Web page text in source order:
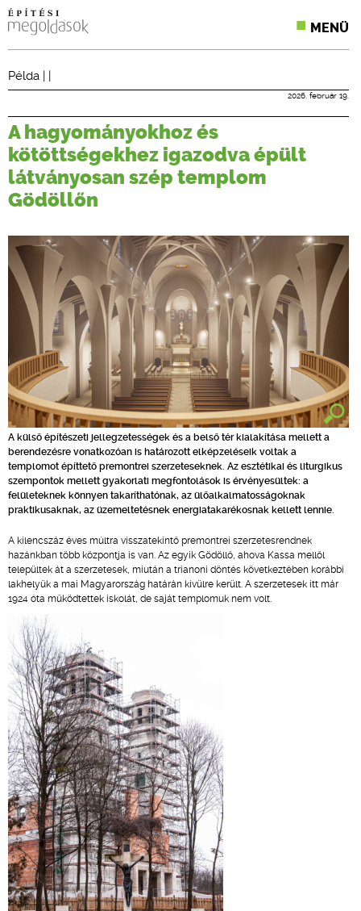
MENÜ
CPR TERMÉKKIÍRÁS
ÉPÍTÉSI JOG
TERVEZÉSI SEGÉDLETEK
Példa | |
2026. február 19.
A hagyományokhoz és
kötöttségekhez igazodva épült
látványosan szép templom
Gödöllőn
A külső építészeti jellegzetességek és a belső tér kialakítása mellett a
berendezésre vonatkozóan is határozott elképzeléseik voltak a
templomot építtető premontrei szerzeteseknek. Az esztétikai és liturgikus
szempontok mellett gyakorlati megfontolások is érvényesültek: a
felületeknek könnyen takaríthatónak, az ülőalkalmatosságoknak
praktikusaknak, az üzemeltetésnek energiatakarékosnak kellett lennie.
A kilencszáz éves múltra visszatekintő premontrei szerzetesrendnek
hazánkban több központja is van. Az egyik Gödöllő, ahova Kassa mellől
települtek át a szerzetesek, miután a trianoni döntés következtében korábbi
lakhelyük a mai Magyarország határán kívülre került. A szerzetesek itt már
1924 óta működtettek iskolát, de saját templomuk nem volt.